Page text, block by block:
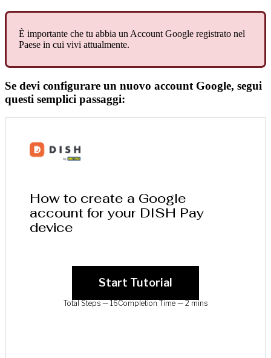
È importante che tu abbia un Account Google registrato nel
Paese in cui vivi attualmente.
Se devi configurare un nuovo account Google, segui
questi semplici passaggi: